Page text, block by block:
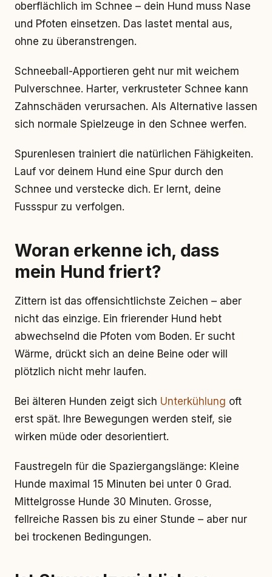
oberflächlich im Schnee – dein Hund muss Nase
und Pfoten einsetzen. Das lastet mental aus,
ohne zu überanstrengen.
Schneeball-Apportieren geht nur mit weichem
Pulverschnee. Harter, verkrusteter Schnee kann
Zahnschäden verursachen. Als Alternative lassen
sich normale Spielzeuge in den Schnee werfen.
Spurenlesen trainiert die natürlichen Fähigkeiten.
Lauf vor deinem Hund eine Spur durch den
Schnee und verstecke dich. Er lernt, deine
Fussspur zu verfolgen.
Woran erkenne ich, dass
mein Hund friert?
Zittern ist das offensichtlichste Zeichen – aber
nicht das einzige. Ein frierender Hund hebt
abwechselnd die Pfoten vom Boden. Er sucht
Wärme, drückt sich an deine Beine oder will
plötzlich nicht mehr laufen.
Bei älteren Hunden zeigt sich Unterkühlung oft
erst spät. Ihre Bewegungen werden steif, sie
wirken müde oder desorientiert.
Faustregeln für die Spaziergangslänge: Kleine
Hunde maximal 15 Minuten bei unter 0 Grad.
Mittelgrosse Hunde 30 Minuten. Grosse,
fellreiche Rassen bis zu einer Stunde – aber nur
bei trockenen Bedingungen.